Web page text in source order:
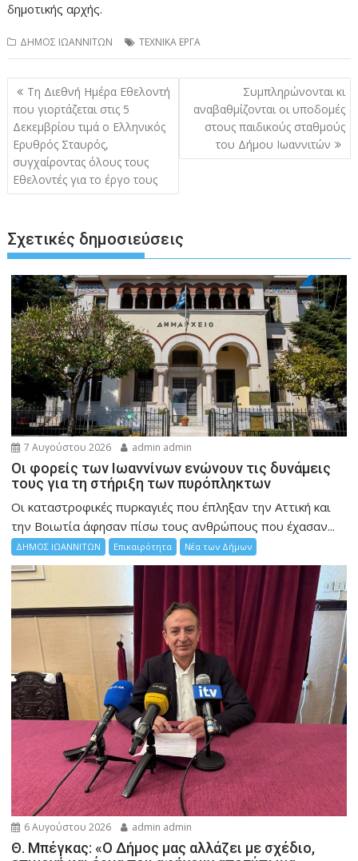
δημοτικής αρχής.
ΔΗΜΟΣ ΙΩΑΝΝΙΤΩΝ ΤΕΧΝΙΚΑ ΕΡΓΑ
Πλοήγηση
άρθρων
Τη Διεθνή Ημέρα Εθελοντή
που γιορτάζεται στις 5
Δεκεμβρίου τιμά ο Ελληνικός
Ερυθρός Σταυρός,
συγχαίροντας όλους τους
Εθελοντές για το έργο τους
Συμπληρώνονται κι
αναβαθμίζονται οι υποδομές
στους παιδικούς σταθμούς
του Δήμου Ιωαννιτών
Σχετικές δημοσιεύσεις
7 Αυγούστου 2026 admin admin
Οι φορείς των Ιωαννίνων ενώνουν τις δυνάμεις
τους για τη στήριξη των πυρόπληκτων
Οι καταστροφικές πυρκαγιές που έπληξαν την Αττική και
την Bοιωτία άφησαν πίσω τους ανθρώπους που έχασαν...
ΔΗΜΟΣ ΙΩΑΝΝΙΤΩΝ Επικαιρότητα Νέα των Δήμων
6 Αυγούστου 2026 admin admin
Θ. Μπέγκας: «Ο Δήμος μας αλλάζει με σχέδιο,